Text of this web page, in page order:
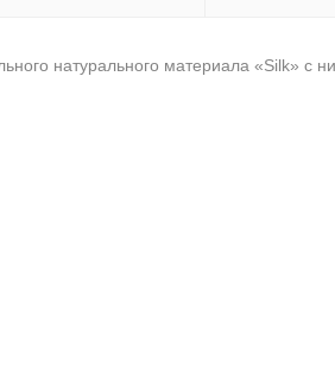
натурального материала «Silk» с